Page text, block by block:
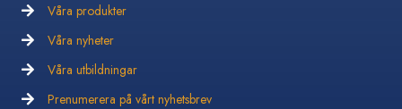
Våra produkter
Våra nyheter
Våra nyheter
Våra utbildningar
Våra utbildningar
Prenumerera på vårt nyhetsbrev
Prenumerera på vårt nyhetsbrev